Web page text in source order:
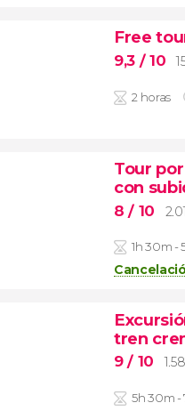
Free
9,3 / 10
2 horas
Tour
con
8/ 10
1h 30m -
tren
9/ 10
5h 30m -